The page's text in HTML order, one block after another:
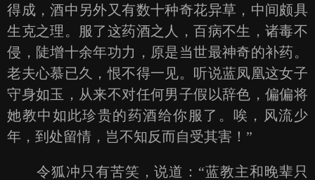
得成，酒中另外又有数十种奇花异草，中间颇具
生克之理。服了这药酒之人，百病不生，诸毒不
侵，陡增十余年功力，原是当世最神奇的补药。
老夫心慕已久，恨不得一见。听说蓝凤凰这女子
守身如玉，从来不对任何男子假以辞色，偏偏将
她教中如此珍贵的药酒给你服了。唉，风流少
年，到处留情，岂不知反而自受其害！”
令狐冲只有苦笑，说道：“蓝教主和晚辈只